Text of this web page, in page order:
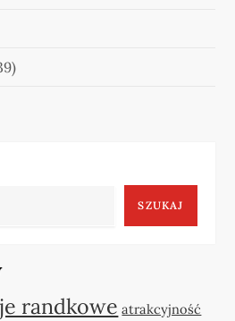
SZUKAJ
randkowe atrakcyjność